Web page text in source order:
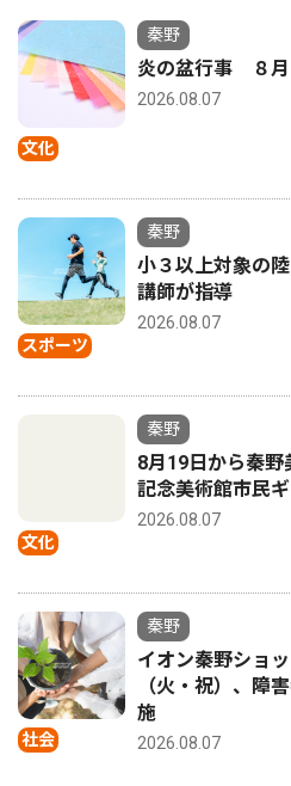
文化
秦野
炎の盆行事 ８月
2026.08.07
スポーツ
秦野
小３以上対象の
講師が指導
2026.08.07
文化
秦野
8月19日から秦
記念美術館市民
2026.08.07
社会
秦野
イオン秦野ショ
（火・祝）、障
施
2026.08.07